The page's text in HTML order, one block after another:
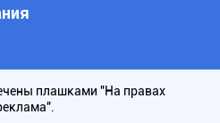
плашками "На правах